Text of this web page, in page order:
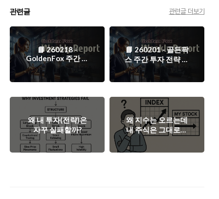
관련글 관련글 더보기
📘 260218 -
GoldenFox 주간 투
자 전략 보고서
📘 260201 - 골든팍
스 주간 투자 전략 보
고서
왜 내 투자(전략)은
자꾸 실패할까?
왜 지수는 오르는데
내 주식은 그대로일